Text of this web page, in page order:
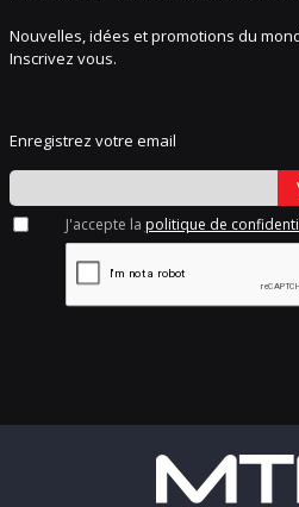
Nouvelles, idées et promotions du
Inscrivez vous.
Enregistrez votre email
J'accepte la politique de